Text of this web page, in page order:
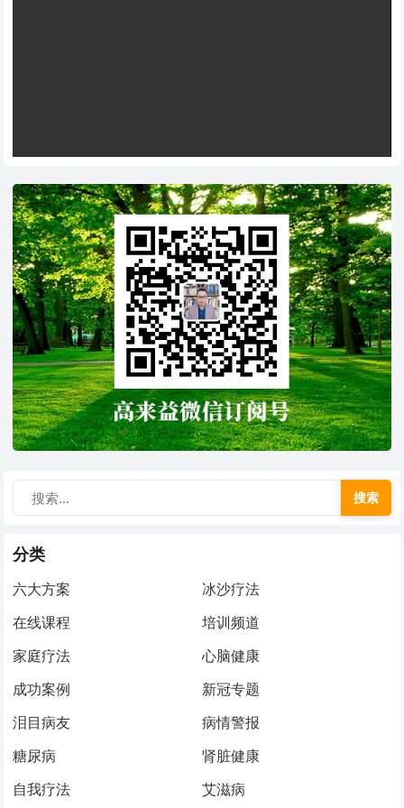
搜索
分类
六大方案
冰沙疗法
在线课程
培训频道
家庭疗法
心脑健康
成功案例
新冠专题
泪目病友
病情警报
糖尿病
肾脏健康
自我疗法
艾滋病